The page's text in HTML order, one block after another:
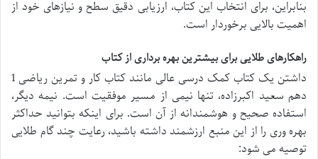
بنابراین، برای انتخاب این کتاب، ارزیابی دقیق سطح و نیازهای خود از
اهمیت بالایی برخوردار است.
راهکارهای طلایی برای بیشترین بهره برداری از کتاب
داشتن یک کتاب کمک درسی عالی مانند کتاب کار و تمرین ریاضی 1
دهم سعید اکبرزاده، تنها نیمی از مسیر موفقیت است. نیمه دیگر،
استفاده صحیح و هوشمندانه از آن است. برای اینکه بتوانید حداکثر
بهره وری را از این منبع ارزشمند داشته باشید، رعایت چند گام طلایی
توصیه می شود: